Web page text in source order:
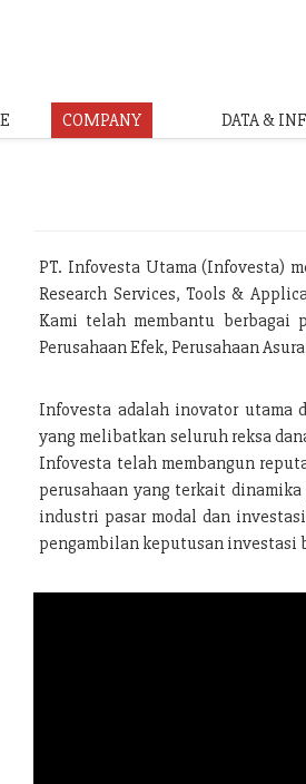
COMPANY DATA &
PT. Infovesta Utama (Infovesta)
Research Services, Tools &
Kami telah membantu berbagai
Perusahaan Efek, Perusahaan
Infovesta adalah inovator utama
yang melibatkan seluruh reksa
Infovesta telah membangun
perusahaan yang terkait
industri pasar modal dan
pengambilan keputusan investasi